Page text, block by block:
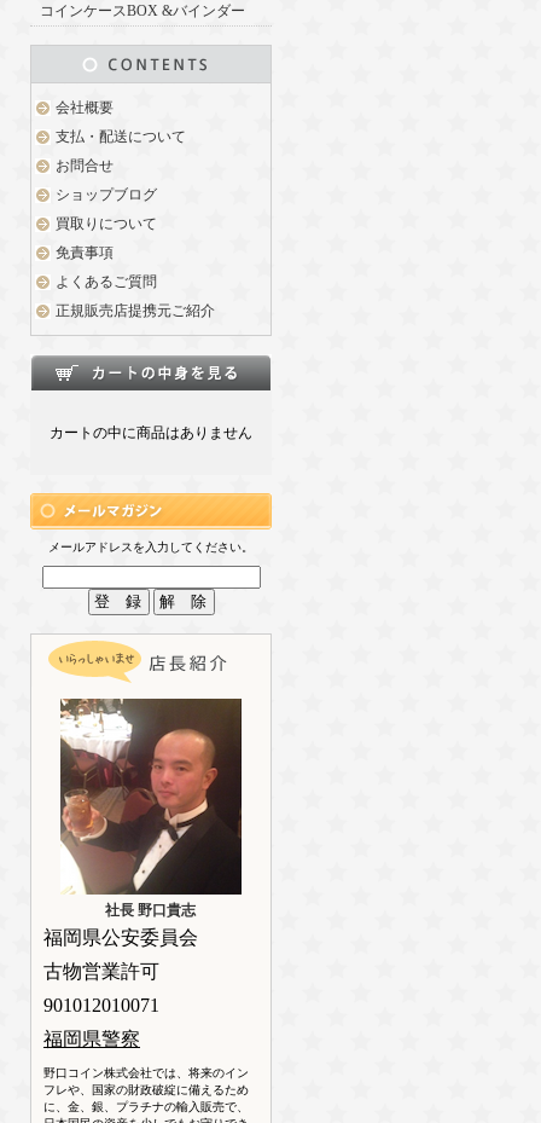
コインケースBOX &バインダー
会社概要
支払・配送について
お問合せ
ショップブログ
買取りについて
免責事項
よくあるご質問
正規販売店提携元ご紹介
カートの中に商品はありません
メールアドレスを入力してください。
社長 野口貴志
福岡県公安委員会
古物営業許可
901012010071
福岡県警察
野口コイン株式会社では、将来のイン
フレや、国家の財政破綻に備えるため
に、金、銀、プラチナの輸入販売で、